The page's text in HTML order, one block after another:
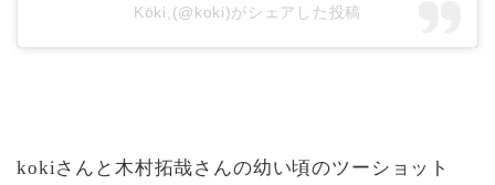
Kōki,(@koki)がシェアした投稿
kokiさんと木村拓哉さんの幼い頃のツーショット